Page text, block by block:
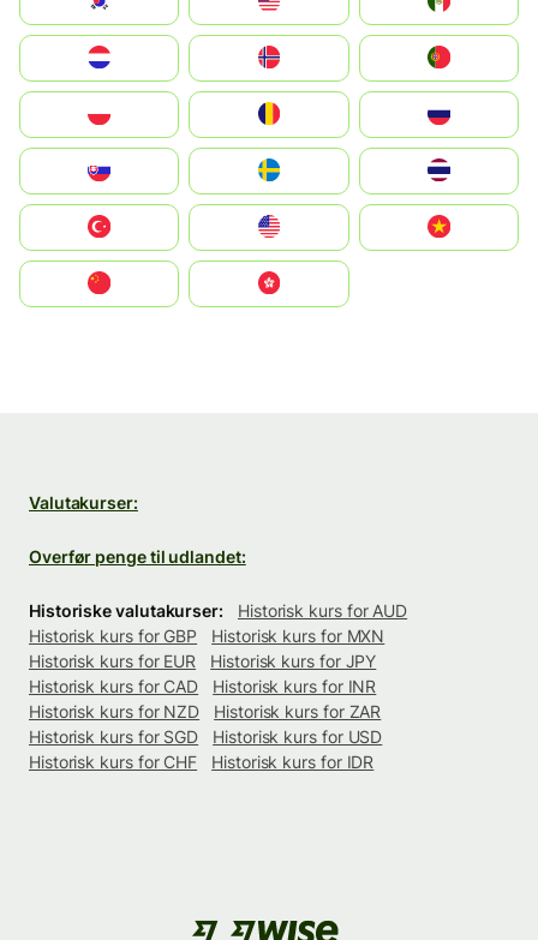
United States
中國香港特別行政區
Valutakurser:
Overfør penge til udlandet:
Historiske valutakurser:
Historisk kurs for AUD
Historisk kurs for GBP
Historisk kurs for MXN
Historisk kurs for EUR
Historisk kurs for JPY
Historisk kurs for CAD
Historisk kurs for INR
Historisk kurs for NZD
Historisk kurs for ZAR
Historisk kurs for SGD
Historisk kurs for USD
Historisk kurs for CHF
Historisk kurs for IDR